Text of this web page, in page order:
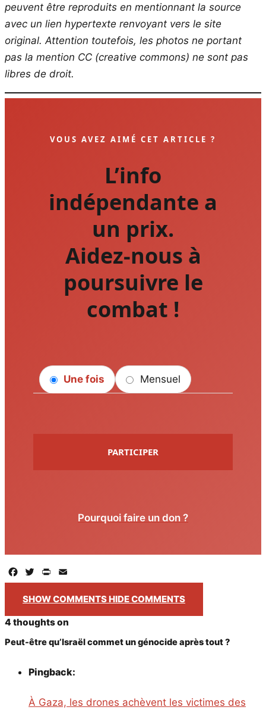
peuvent être reproduits en mentionnant la source
avec un lien hypertexte renvoyant vers le site
original. Attention toutefois, les photos ne portant
pas la mention CC (creative commons) ne sont pas
libres de droit.
VOUS AVEZ AIMÉ CET ARTICLE ?
L’info
indépendante a
un prix.
Aidez-nous à
poursuivre le
combat !
Une fois Mensuel
PARTICIPER
Pourquoi faire un don ?
Facebook
TwitterPrintFriendly
SHOW COMMENTSHIDE COMMENTS
4 thoughts on
Peut-être qu’Israël commet un génocide après tout ?
Pingback:
À Gaza, les drones achèvent les victimes des